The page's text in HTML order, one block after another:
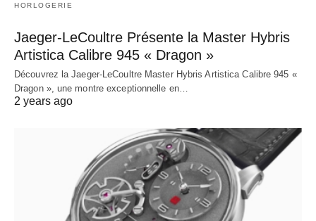
HORLOGERIE
Jaeger-LeCoultre Présente la Master Hybris
Artistica Calibre 945 « Dragon »
Découvrez la Jaeger-LeCoultre Master Hybris Artistica Calibre 945 «
Dragon », une montre exceptionnelle en…
2 years ago